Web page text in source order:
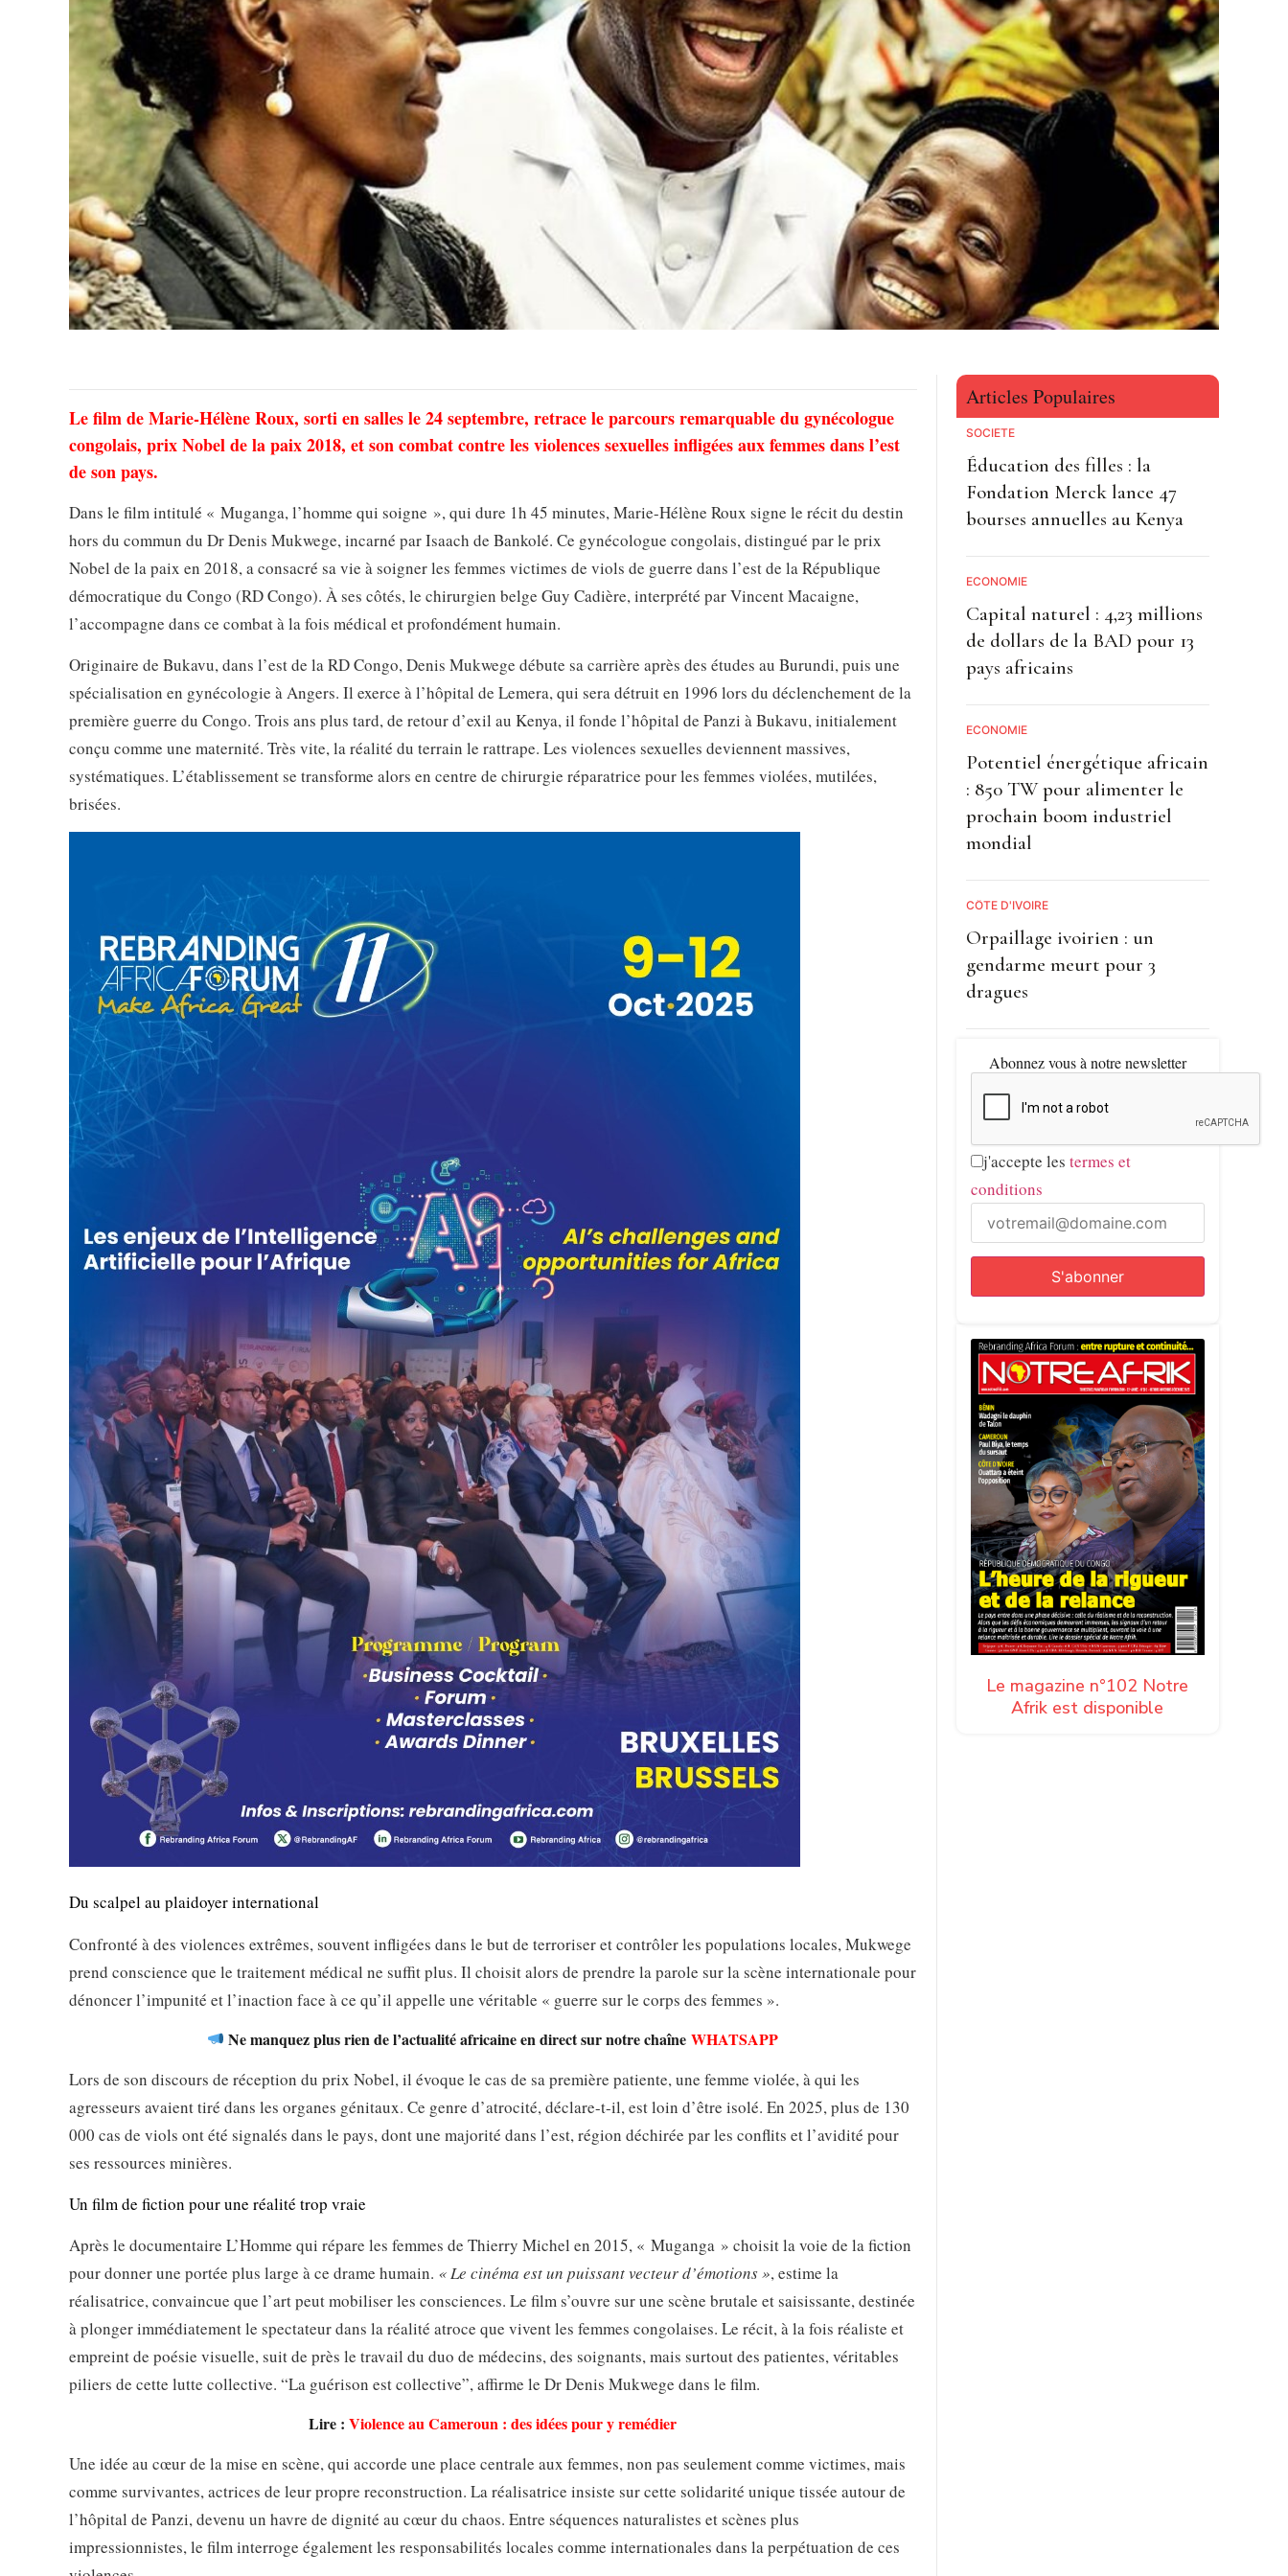
Le film de Marie-Hélène Roux, sorti en salles le 24 septembre, retrace le parcours remarquable du gynécologue
congolais, prix Nobel de la paix 2018, et son combat contre les violences sexuelles infligées aux femmes dans l’est
de son pays.
Dans le film intitulé « Muganga, l’homme qui soigne », qui dure 1h 45 minutes, Marie-Hélène Roux signe le récit du destin
hors du commun du Dr Denis Mukwege, incarné par Isaach de Bankolé. Ce gynécologue congolais, distingué par le prix
Nobel de la paix en 2018, a consacré sa vie à soigner les femmes victimes de viols de guerre dans l’est de la République
démocratique du Congo (RD Congo). À ses côtés, le chirurgien belge Guy Cadière, interprété par Vincent Macaigne,
l’accompagne dans ce combat à la fois médical et profondément humain.
Originaire de Bukavu, dans l’est de la RD Congo, Denis Mukwege débute sa carrière après des études au Burundi, puis une
spécialisation en gynécologie à Angers. Il exerce à l’hôpital de Lemera, qui sera détruit en 1996 lors du déclenchement de la
première guerre du Congo. Trois ans plus tard, de retour d’exil au Kenya, il fonde l’hôpital de Panzi à Bukavu, initialement
conçu comme une maternité. Très vite, la réalité du terrain le rattrape. Les violences sexuelles deviennent massives,
systématiques. L’établissement se transforme alors en centre de chirurgie réparatrice pour les femmes violées, mutilées,
brisées.
Du scalpel au plaidoyer international
Confronté à des violences extrêmes, souvent infligées dans le but de terroriser et contrôler les populations locales, Mukwege
prend conscience que le traitement médical ne suffit plus. Il choisit alors de prendre la parole sur la scène internationale pour
dénoncer l’impunité et l’inaction face à ce qu’il appelle une véritable « guerre sur le corps des femmes ».
Ne manquez plus rien de l’actualité africaine en direct sur notre chaîneWHATSAPP
Lors de son discours de réception du prix Nobel, il évoque le cas de sa première patiente, une femme violée, à qui les
agresseurs avaient tiré dans les organes génitaux. Ce genre d’atrocité, déclare-t-il, est loin d’être isolé. En 2025, plus de 130
000 cas de viols ont été signalés dans le pays, dont une majorité dans l’est, région déchirée par les conflits et l’avidité pour
ses ressources minières.
Un film de fiction pour une réalité trop vraie
Après le documentaire L’Homme qui répare les femmes de Thierry Michel en 2015, « Muganga » choisit la voie de la fiction
pour donner une portée plus large à ce drame humain. « Le cinéma est un puissant vecteur d’émotions », estime la
réalisatrice, convaincue que l’art peut mobiliser les consciences. Le film s’ouvre sur une scène brutale et saisissante, destinée
à plonger immédiatement le spectateur dans la réalité atroce que vivent les femmes congolaises. Le récit, à la fois réaliste et
empreint de poésie visuelle, suit de près le travail du duo de médecins, des soignants, mais surtout des patientes, véritables
piliers de cette lutte collective. “La guérison est collective”, affirme le Dr Denis Mukwege dans le film.
Lire :Violence au Cameroun : des idées pour y remédier
Une idée au cœur de la mise en scène, qui accorde une place centrale aux femmes, non pas seulement comme victimes, mais
comme survivantes, actrices de leur propre reconstruction. La réalisatrice insiste sur cette solidarité unique tissée autour de
l’hôpital de Panzi, devenu un havre de dignité au cœur du chaos. Entre séquences naturalistes et scènes plus
impressionnistes, le film interroge également les responsabilités locales comme internationales dans la perpétuation de ces
Articles Populaires
SOCIETE
Éducation des filles : la
Fondation Merck lance 47
bourses annuelles au Kenya
ECONOMIE
Capital naturel : 4,23 millions
de dollars de la BAD pour 13
pays africains
ECONOMIE
Potentiel énergétique africain
: 850 TW pour alimenter le
prochain boom industriel
mondial
CÔTE D'IVOIRE
Orpaillage ivoirien : un
gendarme meurt pour 3
dragues
Abonnez vous à notre newsletter
j'accepte les termes et
conditions
Le magazine n°102 Notre
Afrik est disponible